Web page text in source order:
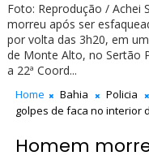
Foto: Reprodução / Achei
morreu após ser
por volta das 3h20, em
de Monte Alto, no Sertão
a 22ª Coord...
Home Bahia Policia
golpes de faca no interior
Homem